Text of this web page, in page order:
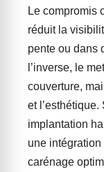
Le compromis
réduit la
pente ou dans
l’inverse, le
couverture,
et l’esthétique.
implantation
une
carénage